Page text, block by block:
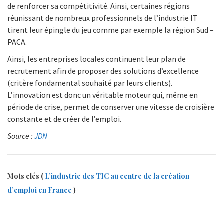
de renforcer sa compétitivité. Ainsi, certaines régions
réunissant de nombreux professionnels de l’industrie IT
tirent leur épingle du jeu comme par exemple la région Sud –
PACA.
Ainsi, les entreprises locales continuent leur plan de
recrutement afin de proposer des solutions d’excellence
(critère fondamental souhaité par leurs clients).
L’innovation est donc un véritable moteur qui, même en
période de crise, permet de conserver une vitesse de croisière
constante et de créer de l’emploi.
Source : JDN
Mots clés ( L’industrie des TIC au centre de la création
d’emploi en France )